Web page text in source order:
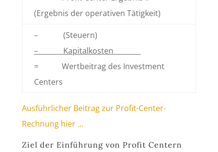
(Ergebnis der operativen Tätigkeit)
– (Steuern)
– Kapitalkosten
= Wertbeitrag des Investment
Centers
Ausführlicher Beitrag zur Profit-Center-
Rechnung hier …
Ziel der Einführung von Profit Centern